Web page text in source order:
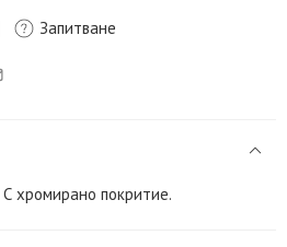
Запитване
хромирано покритие.